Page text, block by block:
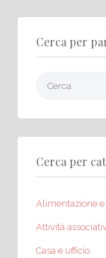
Cerca per
Cerca per
Alimentazione
Attività
Casa e ufficio